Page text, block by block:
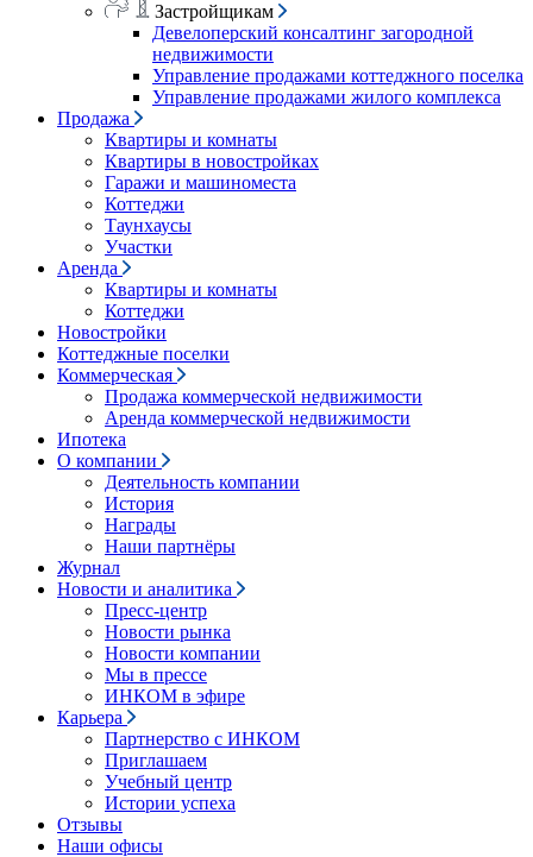
Застройщикам
Девелоперский консалтинг загородной
недвижимости
Управление продажами коттеджного поселка
Управление продажами жилого комплекса
Продажа
Квартиры и комнаты
Квартиры в новостройках
Гаражи и машиноместа
Коттеджи
Таунхаусы
Участки
Аренда
Квартиры и комнаты
Коттеджи
Новостройки
Коттеджные поселки
Коммерческая
Продажа коммерческой недвижимости
Аренда коммерческой недвижимости
Ипотека
О компании
Деятельность компании
История
Награды
Наши партнёры
Журнал
Новости и аналитика
Пресс-центр
Новости рынка
Новости компании
Мы в прессе
ИНКОМ в эфире
Карьера
Партнерство с ИНКОМ
Приглашаем
Учебный центр
Истории успеха
Отзывы
Наши офисы